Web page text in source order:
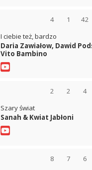
4 1 42
I ciebie też, bardzo
Daria Zawiałow, Dawid
Vito Bambino
2 2 4
Szary świat
Sanah & Kwiat Jabłoni
8 7 6